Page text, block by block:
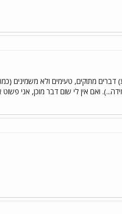
מתוקים, טעימים ולא משמינים
ואם אין לי שום דבר מוכן, אני